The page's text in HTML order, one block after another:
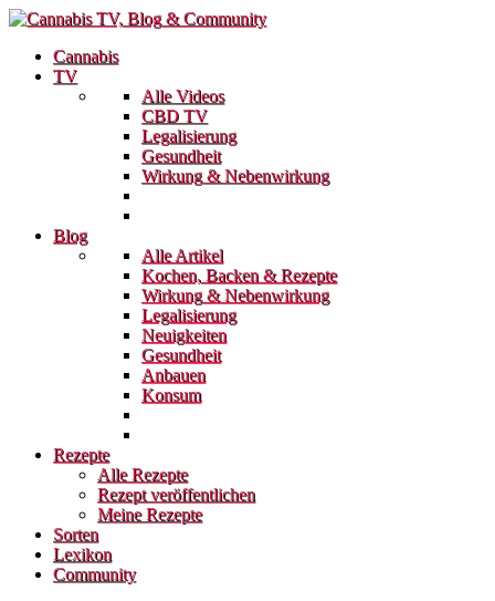
Cannabis
TV
Alle Videos
CBD TV
Legalisierung
Gesundheit
Wirkung & Nebenwirkung
Blog
Alle Artikel
Kochen, Backen & Rezepte
Wirkung & Nebenwirkung
Legalisierung
Neuigkeiten
Gesundheit
Anbauen
Konsum
Rezepte
Alle Rezepte
Rezept veröffentlichen
Meine Rezepte
Sorten
Lexikon
Community